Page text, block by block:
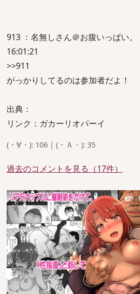
913 ：名無しさん＠お腹いっぱい
16:01:21
>>911
がっかりしてるのは参加者だよ！
出典：
リンク：ガカーリオパーイ
(・∀・): 106 | (・Ａ・): 35
過去のコメントを見る（17件）